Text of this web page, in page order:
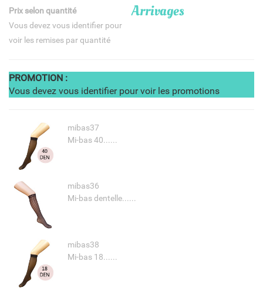
Prix selon quantité
Vous devez vous identifier pour
voir les remises par quantité
PROMOTION :
Vous devez vous identifier pour voir les promotions
Arrivages
mibas37
Mi-bas 40......
mibas36
Mi-bas dentelle......
mibas38
Mi-bas 18......